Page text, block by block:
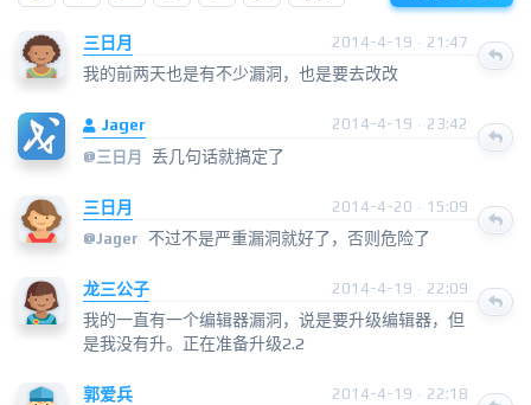
三日月 2014-4-19 · 21:47
我的前两天也是有不少漏洞，也是要去改改
Jager
2014-4-19 · 23:42
@三日月 丢几句话就搞定了
三日月
2014-4-20 · 15:09
@Jager 不过不是严重漏洞就好了，否则危险了
龙三公子 2014-4-19 · 22:09
我的一直有一个编辑器漏洞，说是要升级编辑器，但
是我没有升。正在准备升级2.2
郭爱兵 2014-4-19 · 22:18